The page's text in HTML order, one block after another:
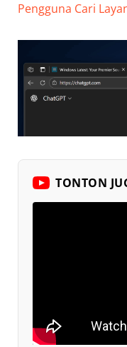
Pengguna Cari
TONTON